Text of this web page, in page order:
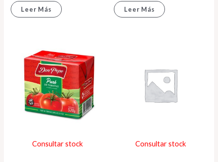
Leer Más Leer Más
Consultar stock Consultar stock